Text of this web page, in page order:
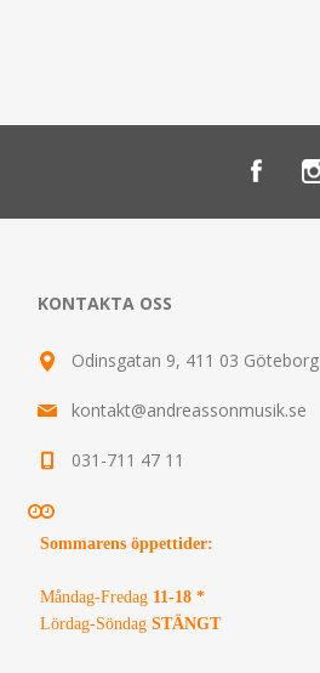
KONTAKTA OSS
Odinsgatan 9, 411 03 Göteborg
kontakt@andreassonmusik.se
031-711 47 11
Sommarens öppettider:
Måndag-Fredag 11-18 *
Lördag-Söndag STÄNGT